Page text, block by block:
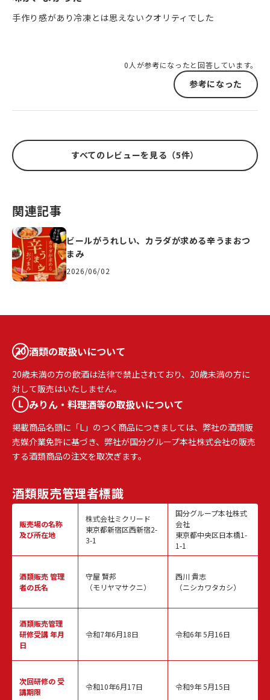
手作り感があり冷凍とは思えないクオリティでした
0人が参考になったと回答しています。
参考になった
すべてのレビューを見る（5件）
関連記事
ビールがうれしい、カラダが求める辛うまおつ
まみ
2026/06/02
酒類の取扱いについて
20歳未満の方の飲酒は法律で禁止されており、20歳未満の方に
対して販売はいたしません。
みりん・料理酒等の取扱いについて
掲載商品名頭に「L」のつく商品につきましては、弊社の酒類販
売媒介業免許に基づき、弊社が国分グループ本社株式会社の販売
する酒類商品の注文を取次ぎます。
酒類販売管理者標識
販売場の名称
及び所在地
酒類販売管理
者の氏名
酒類販売管理
研修受講 年月
日
次回研修の受
講期限
株式会社ミクリード
東京都新宿区西新宿2-
3-1
守屋 賢邦
（モリヤマサクニ）
令和7年6月18日
令和10年6月17日
国分グループ本社株式
会社
東京都中央区日本橋1-
1-1
西川 貴志
（ニシカワタカシ）
令和6年 5月16日
令和9年 5月15日